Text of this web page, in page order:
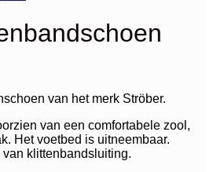
van het merk Ströber.
van een comfortabele zool,
Het voetbed is uitneembaar.
klittenbandsluiting.